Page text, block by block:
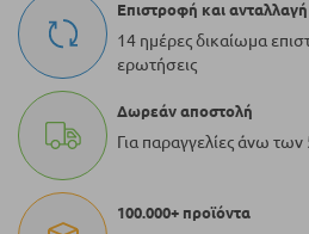
Επιστροφή και ανταλλαγή
14 ημέρες δικαίωμα
ερωτήσεις
Δωρεάν αποστολή
Για παραγγελίες άνω των
100.000+ προϊόντα